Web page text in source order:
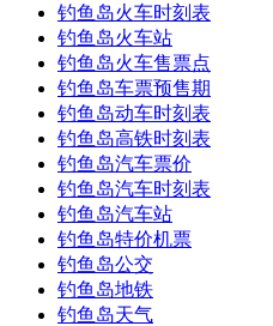
钓鱼岛火车时刻表
钓鱼岛火车站
钓鱼岛火车售票点
钓鱼岛车票预售期
钓鱼岛动车时刻表
钓鱼岛高铁时刻表
钓鱼岛汽车票价
钓鱼岛汽车时刻表
钓鱼岛汽车站
钓鱼岛特价机票
钓鱼岛公交
钓鱼岛地铁
钓鱼岛天气